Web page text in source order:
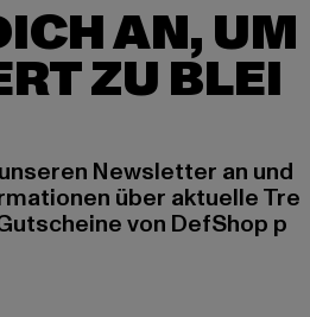
AN, UM
ZU BLEI
Newsletter an und
über aktuelle Tre
von DefShop p